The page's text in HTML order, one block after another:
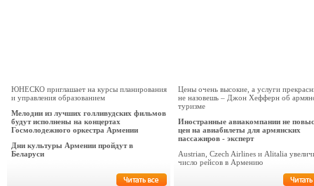
ЮНЕСКО приглашает на курсы планирования
и управления образованием
Мелодии из лучших голливудских фильмов
будут исполнены на концертах
Госмолодежного оркестра Армении
Дни культуры Армении пройдут в
Беларуси
Цены очень высокие, а услуги
не назовешь – Джон Хефферн об
туризме
Иностранные авиакомпании не
цен на авиабилеты для армянских
пассажиров - эксперт
Austrian, Czech Airlines и Alitalia
число рейсов в Армению